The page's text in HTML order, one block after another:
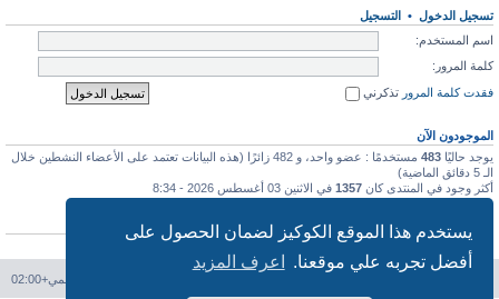
يستخدم هذا الموقع الكوكيز لضمان الحصول على
أفضل تجربه علي موقعنا.
اعرف المزيد
تسجيل الدخول • التسجيل
اسم المستخدم:
كلمة المرور:
فقدت كلمة المرور تذكرني
الموجودون الآن
يوجد حاليًا 483
مستخدمًا : عضو واحد، و 482 زائرًا (هذه البيانات تعتمد على الأعضاء النشطين خلال
الـ 5 دقائق الماضية)
أكثر وجود في المنتدى كان 1357 في الاثنين 03 أغسطس 2026 - 8:34
عدد المشاركات
• عدد المواضيع 46 • عدد الأعضاء • آخر عضو مسجل
التوقيت العالمي+02:00